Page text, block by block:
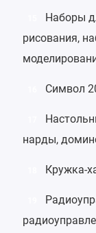
Наборы
рисования,
Символ
нарды,
Кружка-